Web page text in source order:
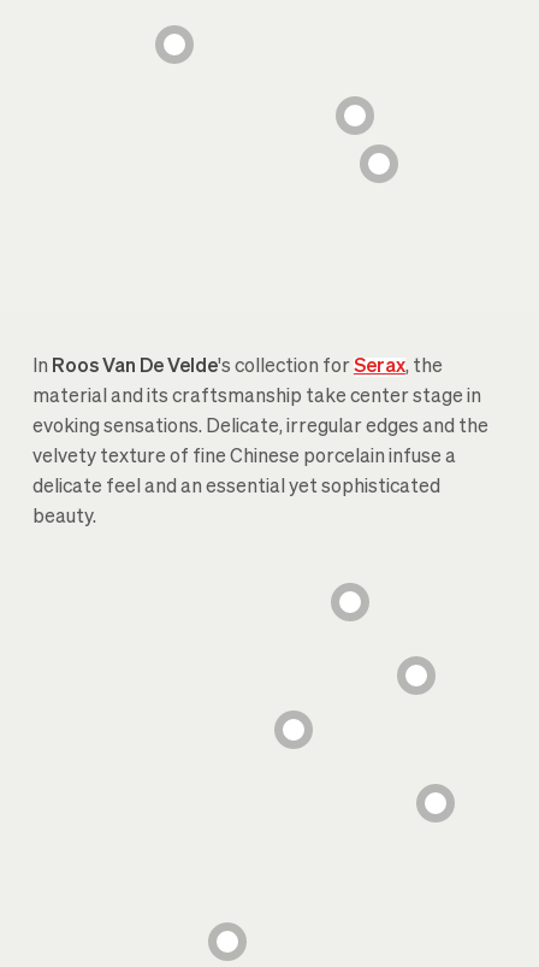
In Roos Van De Velde's collection forSerax, the
material and its craftsmanship take center stage in
evoking sensations. Delicate, irregular edges and the
velvety texture of fine Chinese porcelain infuse a
delicate feel and an essential yet sophisticated
beauty.